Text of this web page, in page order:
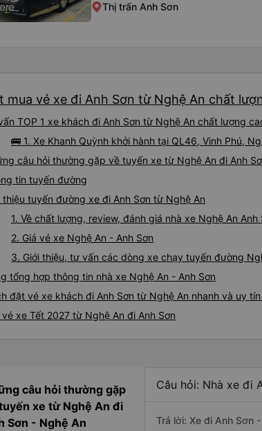
Thị trấn Anh Sơn
mua vé xe đi Anh Sơn từ Nghệ An chất
TOP 1 xe khách đi Anh Sơn từ Nghệ An chất lượng
🚌 1. Xe Khanh Quỳnh khởi hành tại QL46, Vinh Phú,
câu hỏi thường gặp về tuyến xe từ Nghệ An đi Anh
tin tuyến đường
thiệu tuyến đường xe đi Anh Sơn từ Nghệ An
1. Về chất lượng, review, đánh giá nhà xe Nghệ An Anh
2. Giá vé xe Nghệ An - Anh Sơn
3. Giới thiệu, tư vấn các dòng xe chạy tuyến đường
tổng hợp thông tin nhà xe Nghệ An - Anh Sơn
đặt vé xe khách đi Anh Sơn từ Nghệ An nhanh và uy
xe Tết 2027 từ Nghệ An đi Anh Sơn
câu hỏi thường gặp
xe từ Nghệ An đi
Sơn - Nghệ An
Câu hỏi: Nhà xe đi
Trả lời: Xe đi Anh Sơn